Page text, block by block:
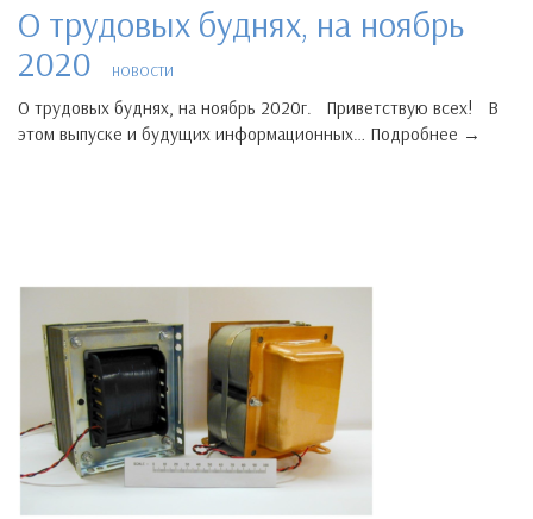
О трудовых буднях, на ноябрь
2020
НОВОСТИ
О трудовых буднях, на ноябрь 2020г. Приветствую всех! В
этом выпуске и будущих информационных… Подробнее →